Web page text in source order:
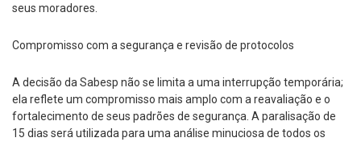
seus moradores.
Compromisso com a segurança e revisão de protocolos
A decisão da Sabesp não se limita a uma interrupção temporária;
ela reflete um compromisso mais amplo com a reavaliação e o
fortalecimento de seus padrões de segurança. A paralisação de
15 dias será utilizada para uma análise minuciosa de todos os